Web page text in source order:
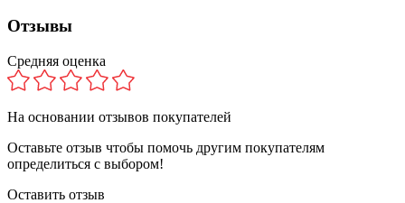
Отзывы
Средняя оценка
На основании отзывов покупателей
Оставьте отзыв чтобы помочь другим покупателям
определиться с выбором!
Оставить отзыв